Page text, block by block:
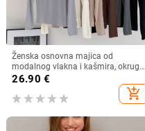
Ženska osnovna majica od
modalnog vlakna i kašmira, okrugli
izrez, dugi rukavi, jednobojna,
26.90 €
add_shopping_cart